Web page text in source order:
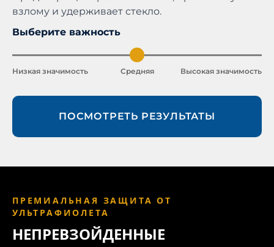
взлому и удерживает стекло.
Выберите важность
Низкая значимость Средняя Высокая значимость
ПОСМОТРЕТЬ РЕЗУЛЬТАТЫ
ПРЕМИАЛЬНАЯ ЗАЩИТА ОТ
УЛЬТРАФИОЛЕТА
НЕПРЕВЗОЙДЕННЫЕ